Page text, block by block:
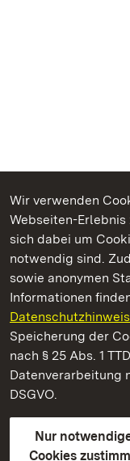
Wir verwenden
Webseiten-
sich dabei um
notwendig sind.
sowie anonymen
Informationen
Speicherung der
nach § 25 Abs. 1
Datenverarbeitung
DSGVO.
Nur
Cookies
Kommen.
Burg Wäscherschloss
Staatliche
Kontakt
Gebärdensprache
Erklärung zur
BITV-konform